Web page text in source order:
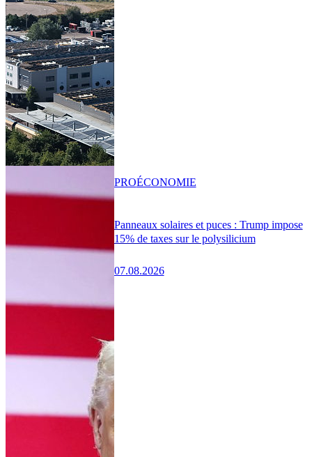
Panneaux solaires et puces : Trump impose
15% de taxes sur le polysilicium
07.08.2026
PROÉCONOMIE